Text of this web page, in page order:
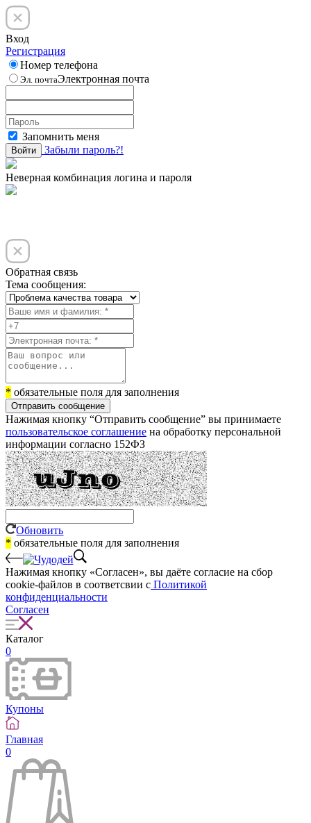
Вход
Регистрация
Номер телефона
Эл. почтаЭлектронная почта
Запомнить меня
Войти Забыли пароль?!
Неверная комбинация логина и пароля
Обратная связь
Тема сообщения:
* обязательные поля для заполнения
Отправить сообщение
Нажимая кнопку “Отправить сообщение” вы принимаете
пользовательское соглашение на обработку персональной
информации согласно 152ФЗ
Обновить
* обязательные поля для заполнения
Нажимая кнопку «Согласен», вы даёте cогласие на сбор
cookie-файлов в соответсвии с Политикой
конфиденциальности
Согласен
Каталог
0
Купоны
Главная
0